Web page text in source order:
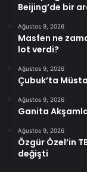
Beijing’de bir
Ağustos 9, 2026
Masfen ne
lot verdi?
Ağustos 9, 2026
Çubuk’ta
Ağustos 9, 2026
Ganita
Ağustos 9, 2026
Özgür Özel’in
değişti